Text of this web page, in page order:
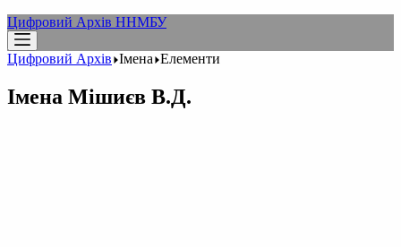
Цифровий Архів ННМБУ
Цифровий Архів Імена Елементи
Імена Мішиєв В.Д.